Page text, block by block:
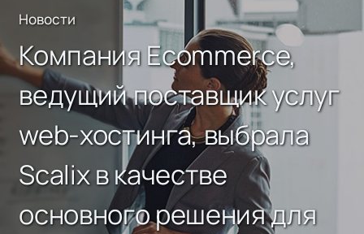
Новости
Компания Ecommerce,
ведущий поставщик услуг
web-хостинга, выбрала
Scalix в качестве
основного решения для